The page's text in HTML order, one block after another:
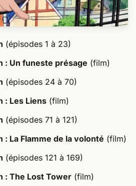
(épisodes 1 à 23)
: Un funeste présage (film)
(épisodes 24 à 70)
: Les Liens (film)
(épisodes 71 à 121)
: La Flamme de la volonté (film)
(épisodes 121 à 169)
: The Lost Tower (film)